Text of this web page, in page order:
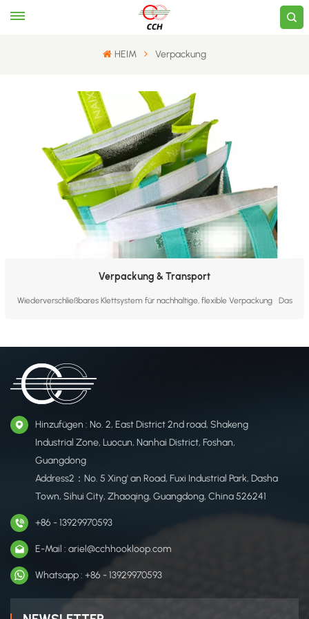
HEIM Verpackung
Verpackung & Transport
Wiederverschließbares Klettsystem für nachhaltige, flexible Verpackung Das
Hinzufügen : No. 2, East District 2nd road, Shakeng
Industrial Zone, Luocun, Nanhai District, Foshan,
Guangdong
Address2：No. 5 Xing' an Road, Fuxi Industrial Park, Dasha
Town, Sihui City, Zhaoqing, Guangdong, China 526241
+86 - 13929970593
E-Mail : ariel@cchhookloop.com
Whatsapp : +86 - 13929970593